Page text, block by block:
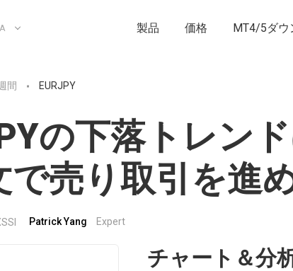
製品 価格 MT4/5ダウ
間 EURJPY
の下落トレン
で売り取引を進
Patrick Yang Expert
チャート＆分